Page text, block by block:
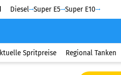
Diesel Super E5 Super E10
Spritpreise Regional Tanken